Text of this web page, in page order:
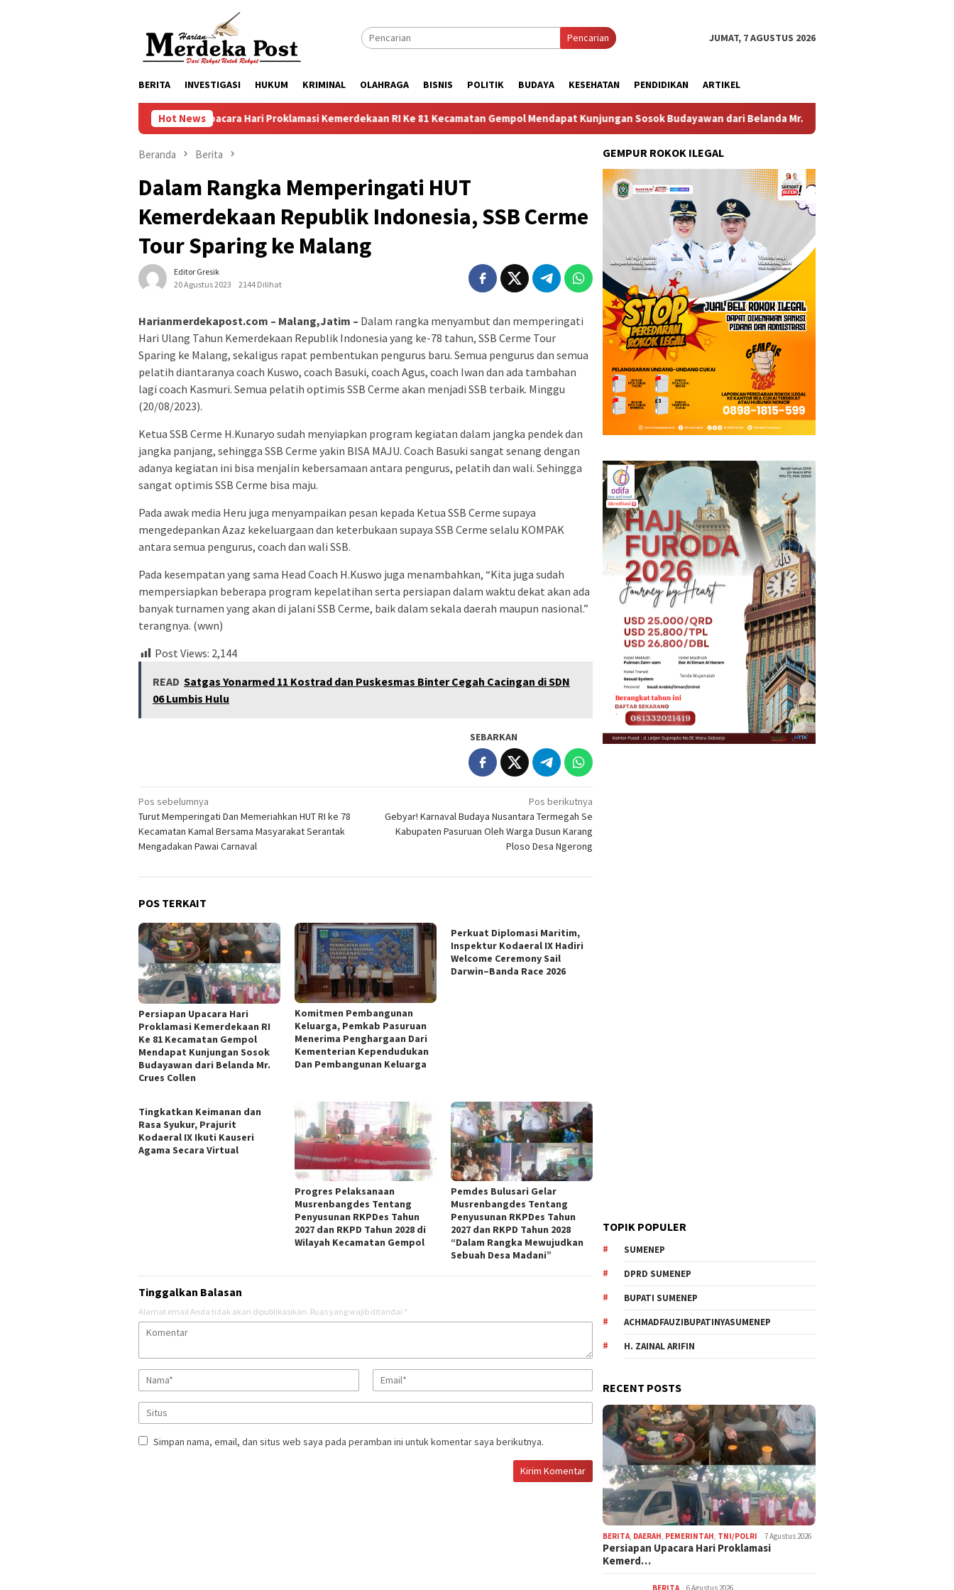
Pencarian JUMAT, 7 AGUSTUS 2026
BERITA INVESTIGASI HUKUM KRIMINAL OLAHRAGA BISNIS POLITIK BUDAYA KESEHATAN PENDIDIKAN ARTIKEL
Hot News
Persiapan Upacara Hari Proklamasi Kemerdekaan RI Ke 81 Kecamatan Gempol Mendapat Kunjungan Sosok Budayawan dari Belanda Mr. Crues Collen
Beranda Berita
Dalam Rangka Memperingati HUT
Kemerdekaan Republik Indonesia, SSB Cerme
Tour Sparing ke Malang
Editor Gresik
20 Agustus 2023
2144 Dilihat
Harianmerdekapost.com – Malang,Jatim – Dalam rangka menyambut dan memperingati
Hari Ulang Tahun Kemerdekaan Republik Indonesia yang ke-78 tahun, SSB Cerme Tour
Sparing ke Malang, sekaligus rapat pembentukan pengurus baru. Semua pengurus dan semua
pelatih diantaranya coach Kuswo, coach Basuki, coach Agus, coach Iwan dan ada tambahan
lagi coach Kasmuri. Semua pelatih optimis SSB Cerme akan menjadi SSB terbaik. Minggu
(20/08/2023).
Ketua SSB Cerme H.Kunaryo sudah menyiapkan program kegiatan dalam jangka pendek dan
jangka panjang, sehingga SSB Cerme yakin BISA MAJU. Coach Basuki sangat senang dengan
adanya kegiatan ini bisa menjalin kebersamaan antara pengurus, pelatih dan wali. Sehingga
sangat optimis SSB Cerme bisa maju.
Pada awak media Heru juga menyampaikan pesan kepada Ketua SSB Cerme supaya
mengedepankan Azaz kekeluargaan dan keterbukaan supaya SSB Cerme selalu KOMPAK
antara semua pengurus, coach dan wali SSB.
Pada kesempatan yang sama Head Coach H.Kuswo juga menambahkan, “Kita juga sudah
mempersiapkan beberapa program kepelatihan serta persiapan dalam waktu dekat akan ada
banyak turnamen yang akan di jalani SSB Cerme, baik dalam sekala daerah maupun nasional.”
terangnya. (wwn)
Post Views: 2,144
READ Satgas Yonarmed 11 Kostrad dan Puskesmas Binter Cegah Cacingan di SDN
06 Lumbis Hulu
SEBARKAN
Navigasi
pos
Pos sebelumnya
Turut Memperingati Dan Memeriahkan HUT RI ke 78
Kecamatan Kamal Bersama Masyarakat Serantak
Mengadakan Pawai Carnaval
Pos berikutnya
Gebyar! Karnaval Budaya Nusantara Termegah Se
Kabupaten Pasuruan Oleh Warga Dusun Karang
Ploso Desa Ngerong
POS TERKAIT
Persiapan Upacara Hari
Proklamasi Kemerdekaan RI
Ke 81 Kecamatan Gempol
Mendapat Kunjungan Sosok
Budayawan dari Belanda Mr.
Crues Collen
Komitmen Pembangunan
Keluarga, Pemkab Pasuruan
Menerima Penghargaan Dari
Kementerian Kependudukan
Dan Pembangunan Keluarga
Perkuat Diplomasi Maritim,
Inspektur Kodaeral IX Hadiri
Welcome Ceremony Sail
Darwin–Banda Race 2026
Tingkatkan Keimanan dan
Rasa Syukur, Prajurit
Kodaeral IX Ikuti Kauseri
Agama Secara Virtual
Progres Pelaksanaan
Musrenbangdes Tentang
Penyusunan RKPDes Tahun
2027 dan RKPD Tahun 2028 di
Wilayah Kecamatan Gempol
Pemdes Bulusari Gelar
Musrenbangdes Tentang
Penyusunan RKPDes Tahun
2027 dan RKPD Tahun 2028
“Dalam Rangka Mewujudkan
Sebuah Desa Madani”
Tinggalkan Balasan
Alamat email Anda tidak akan dipublikasikan. Ruas yang wajib ditandai *
Simpan nama, email, dan situs web saya pada peramban ini untuk komentar saya berikutnya.
GEMPUR ROKOK ILEGAL
TOPIK POPULER
SUMENEP
DPRD SUMENEP
BUPATI SUMENEP
ACHMADFAUZIBUPATINYASUMENEP
H. ZAINAL ARIFIN
RECENT POSTS
BERITA, DAERAH, PEMERINTAH, TNI/POLRI 7 Agustus 2026
Persiapan Upacara Hari Proklamasi
Kemerd…
BERITA 6 Agustus 2026